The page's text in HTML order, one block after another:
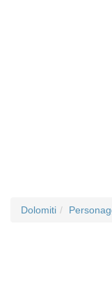
Dolomiti